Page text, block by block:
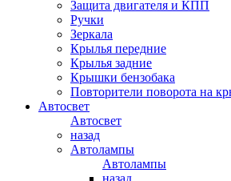
Защита двигателя и КПП
Ручки
Зеркала
Крылья передние
Крылья задние
Крышки бензобака
Повторители поворота на
Автосвет
Автосвет
назад
Автолампы
Автолампы
назад